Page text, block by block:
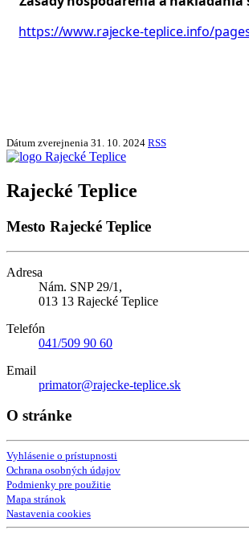
https://www.rajecke-teplice.info/
Dátum zverejnenia 31. 10. 2024 RSS
Rajecké Teplice
Mesto Rajecké Teplice
Adresa
Nám. SNP 29/1,
013 13 Rajecké Teplice
Telefón
041/509 90 60
Email
primator@rajecke-teplice.sk
O stránke
Vyhlásenie o prístupnosti
Ochrana osobných údajov
Podmienky pre použitie
Mapa stránok
Nastavenia cookies